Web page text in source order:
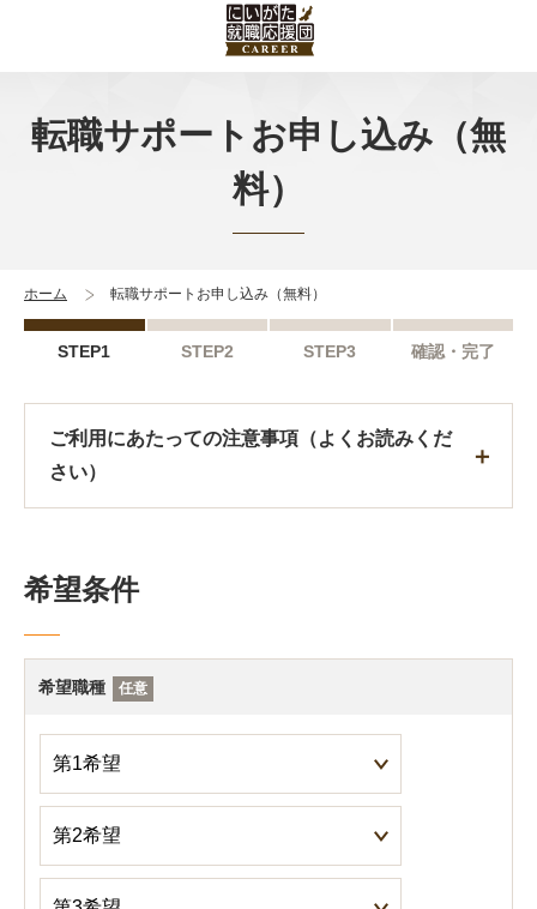
転職サポートお申し込み（無
料）
ホーム 転職サポートお申し込み（無料）
STEP1 STEP2 STEP3 確認・完了
ご利用にあたっての注意事項（よくお読みくだ
さい）
希望条件
希望職種 任意